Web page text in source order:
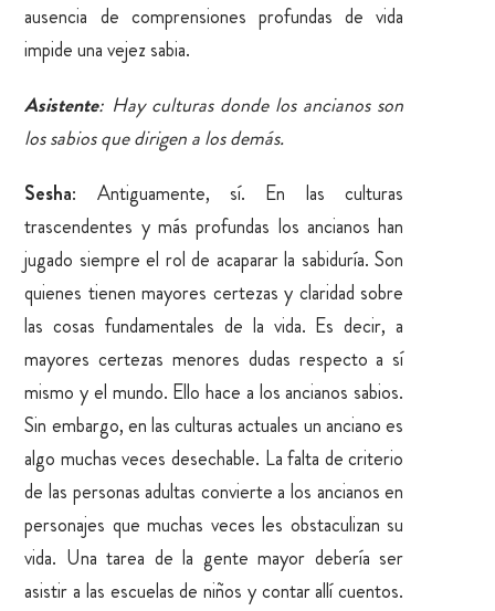
ausencia de comprensiones profundas de vida
impide una vejez sabia.
Asistente: Hay culturas donde los ancianos son
los sabios que dirigen a los demás.
Sesha: Antiguamente, sí. En las culturas
trascendentes y más profundas los ancianos han
jugado siempre el rol de acaparar la sabiduría. Son
quienes tienen mayores certezas y claridad sobre
las cosas fundamentales de la vida. Es decir, a
mayores certezas menores dudas respecto a sí
mismo y el mundo. Ello hace a los ancianos sabios.
Sin embargo, en las culturas actuales un anciano es
algo muchas veces desechable. La falta de criterio
de las personas adultas convierte a los ancianos en
personajes que muchas veces les obstaculizan su
vida. Una tarea de la gente mayor debería ser
asistir a las escuelas de niños y contar allí cuentos.